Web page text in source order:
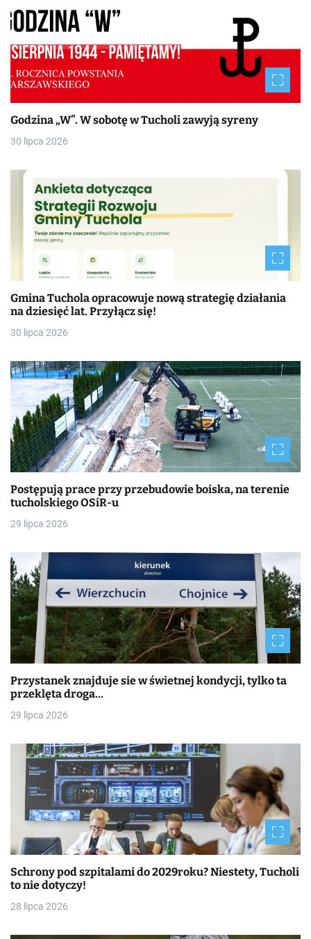
Godzina „W”. W sobotę w Tucholi zawyją syreny
30 lipca 2026
Gmina Tuchola opracowuje nową strategię działania
na dziesięć lat. Przyłącz się!
30 lipca 2026
Postępują prace przy przebudowie boiska, na terenie
tucholskiego OSiR-u
29 lipca 2026
Przystanek znajduje sie w świetnej kondycji, tylko ta
przeklęta droga…
29 lipca 2026
Schrony pod szpitalami do 2029roku? Niestety, Tucholi
to nie dotyczy!
28 lipca 2026